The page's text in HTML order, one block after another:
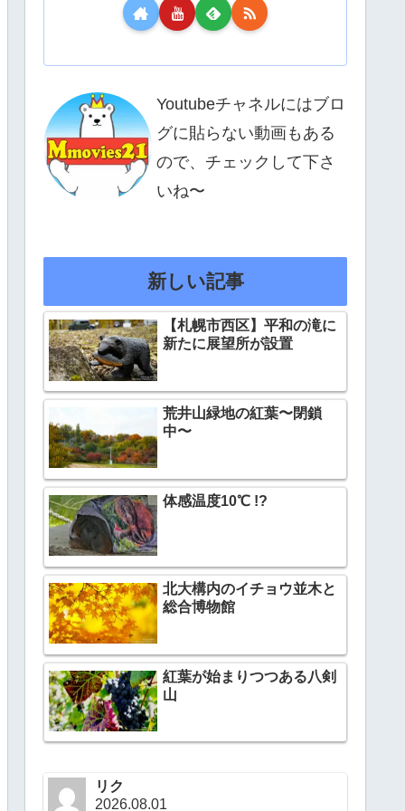
Youtubeチャネルにはブロ
グに貼らない動画もある
ので、チェックして下さ
いね〜
新しい記事
【札幌市西区】平和の滝に
新たに展望所が設置
荒井山緑地の紅葉〜閉鎖
中〜
体感温度10℃ !?
北大構内のイチョウ並木と
総合博物館
紅葉が始まりつつある八剣
山
リク
2026.08.01